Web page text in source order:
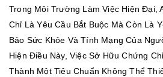
Trong Môi Trường Làm Việc Hiện Đại,
Chỉ Là Yêu Cầu Bắt Buộc Mà Còn Là
Bảo Sức Khỏe Và Tính Mạng Của
Hiện Điều Này, Việc Sở Hữu Chứng
Thành Một Tiêu Chuẩn Không Thể